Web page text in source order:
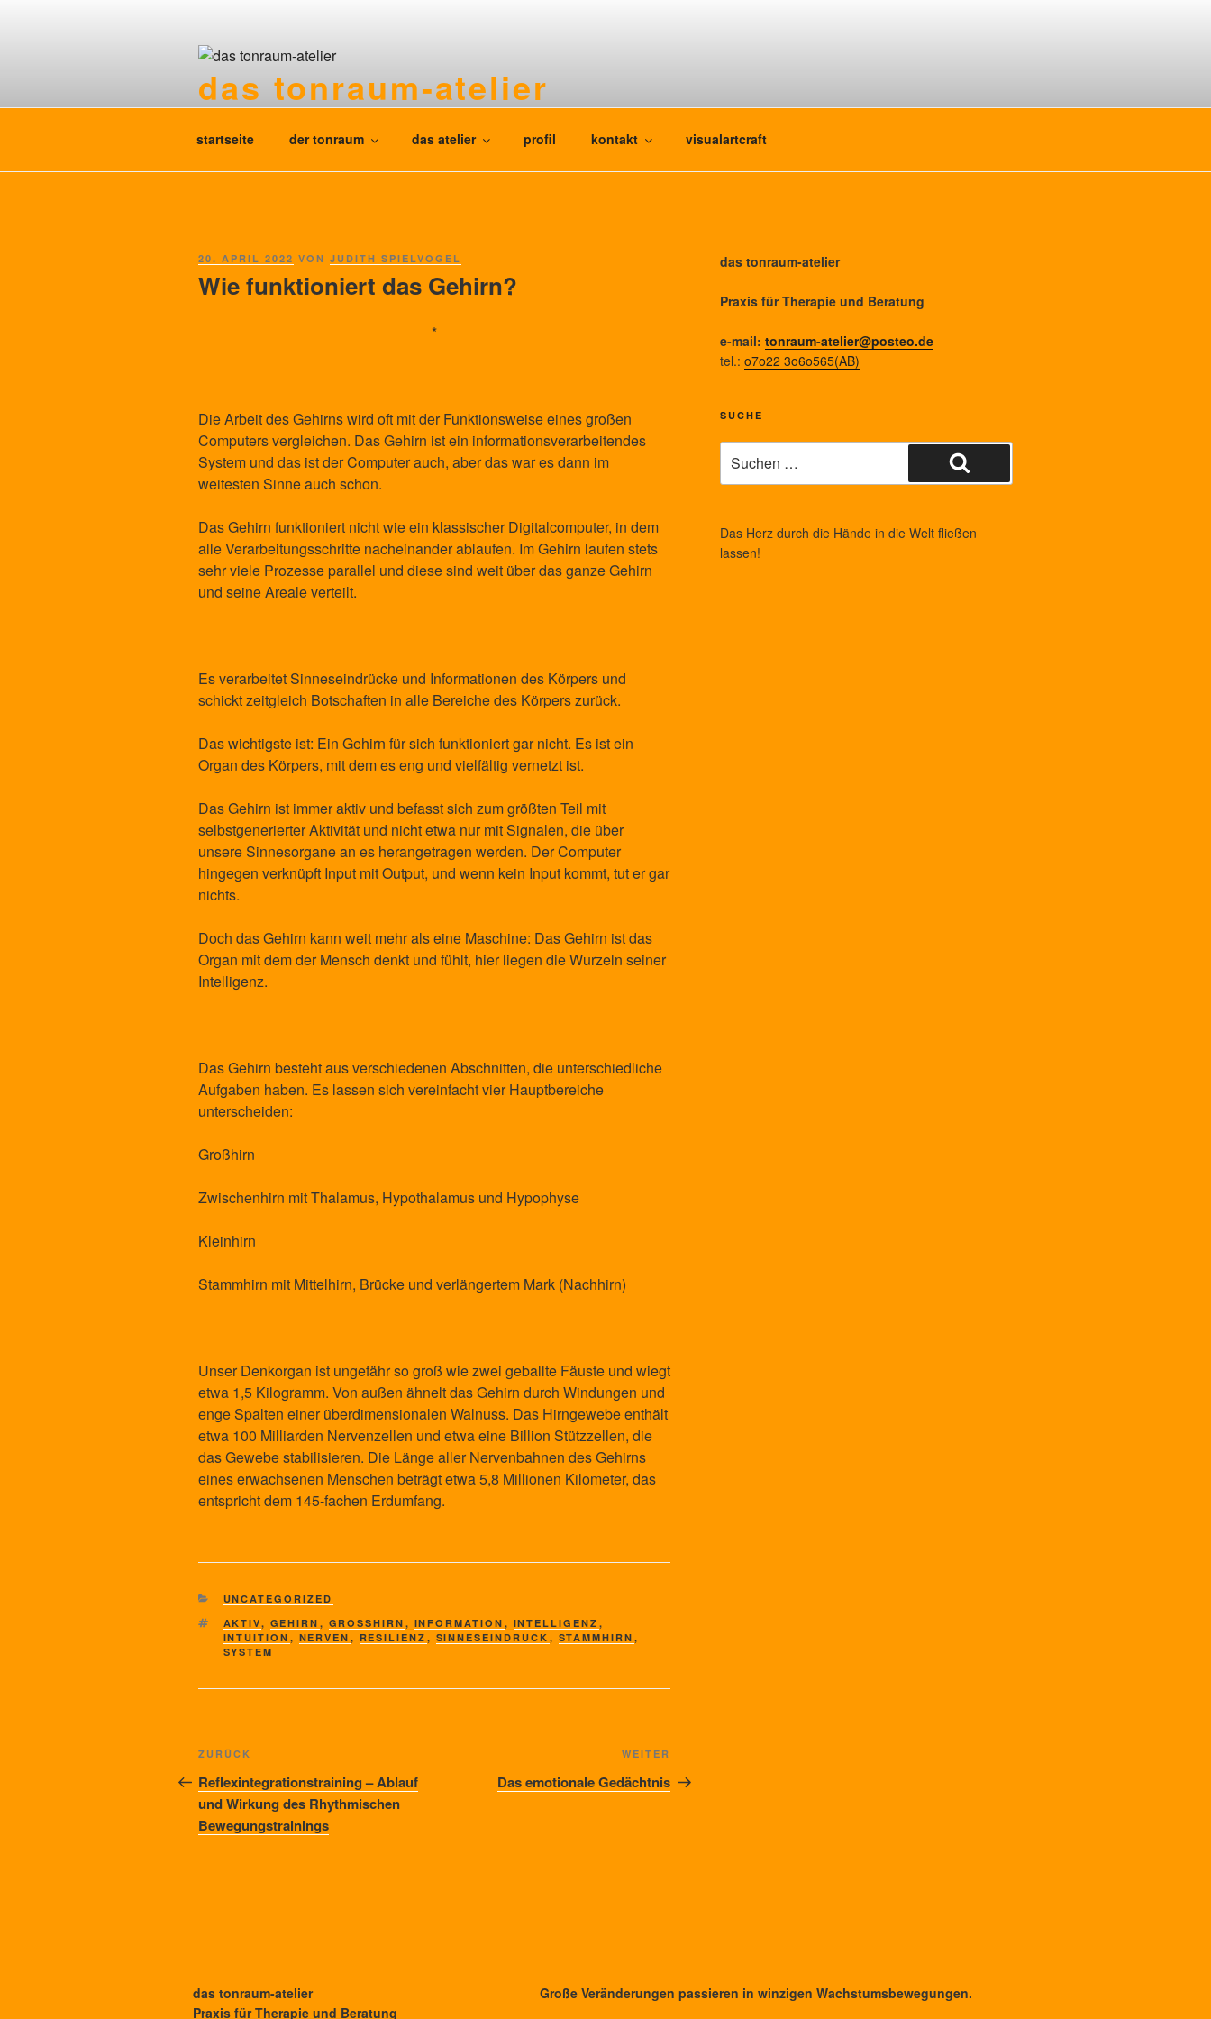
das tonraum-atelier
startseite der tonraum das atelier profil kontakt visualartcraft
VERÖFFENTLICHT
20. APRIL 2022 VON JUDITH SPIELVOGEL
Wie funktioniert das Gehirn?
*
Die Arbeit des Gehirns wird oft mit der Funktionsweise eines großen
Computers vergleichen. Das Gehirn ist ein informationsverarbeitendes
System und das ist der Computer auch, aber das war es dann im
weitesten Sinne auch schon.
Das Gehirn funktioniert nicht wie ein klassischer Digitalcomputer, in dem
alle Verarbeitungsschritte nacheinander ablaufen. Im Gehirn laufen stets
sehr viele Prozesse parallel und diese sind weit über das ganze Gehirn
und seine Areale verteilt.
Es verarbeitet Sinneseindrücke und Informationen des Körpers und
schickt zeitgleich Botschaften in alle Bereiche des Körpers zurück.
Das wichtigste ist: Ein Gehirn für sich funktioniert gar nicht. Es ist ein
Organ des Körpers, mit dem es eng und vielfältig vernetzt ist.
Das Gehirn ist immer aktiv und befasst sich zum größten Teil mit
selbstgenerierter Aktivität und nicht etwa nur mit Signalen, die über
unsere Sinnesorgane an es herangetragen werden. Der Computer
hingegen verknüpft Input mit Output, und wenn kein Input kommt, tut er gar
nichts.
Doch das Gehirn kann weit mehr als eine Maschine: Das Gehirn ist das
Organ mit dem der Mensch denkt und fühlt, hier liegen die Wurzeln seiner
Intelligenz.
Das Gehirn besteht aus verschiedenen Abschnitten, die unterschiedliche
Aufgaben haben. Es lassen sich vereinfacht vier Hauptbereiche
unterscheiden:
Großhirn
Zwischenhirn mit Thalamus, Hypothalamus und Hypophyse
Kleinhirn
Stammhirn mit Mittelhirn, Brücke und verlängertem Mark (Nachhirn)
Unser Denkorgan ist ungefähr so groß wie zwei geballte Fäuste und wiegt
etwa 1,5 Kilogramm. Von außen ähnelt das Gehirn durch Windungen und
enge Spalten einer überdimensionalen Walnuss. Das Hirngewebe enthält
etwa 100 Milliarden Nervenzellen und etwa eine Billion Stützzellen, die
das Gewebe stabilisieren. Die Länge aller Nervenbahnen des Gehirns
eines erwachsenen Menschen beträgt etwa 5,8 Millionen Kilometer, das
entspricht dem 145-fachen Erdumfang.
KATEGORIEN
UNCATEGORIZED
SCHLAGWÖRTER
AKTIV, GEHIRN , GROSSHIRN , INFORMATION , INTELLIGENZ ,
INTUITION , NERVEN , RESILIENZ , SINNESEINDRUCK , STAMMHIRN ,
SYSTEM
Beitragsnavigation
Vorheriger
Beitrag
ZURÜCK
Reflexintegrationstraining – Ablauf
und Wirkung des Rhythmischen
Bewegungstrainings
Beitrag
WEITER
Das emotionale Gedächtnis
das tonraum-atelier
Praxis für Therapie und Beratung
e-mail: tonraum-atelier@posteo.de
tel.: o7o22 3o6o565(AB)
SUCHE
nach:
Suchen
Das Herz durch die Hände in die Welt fließen
lassen!
das tonraum-atelier
Praxis für Therapie und Beratung
Große Veränderungen passieren in winzigen Wachstumsbewegungen.